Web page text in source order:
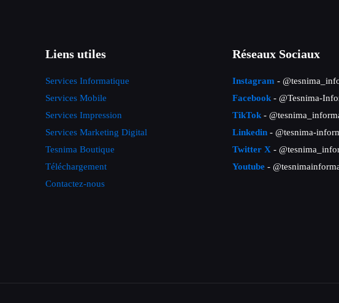
Liens utiles
Services Informatique
Services Mobile
Services Impression
Services Marketing Digital
Tesnima Boutique
Téléchargement
Contactez-nous
Réseaux Sociaux
Instagram -
Facebook - @Tesnima-
TikTok -
Linkedin - @tesnima-
Twitter X -
Youtube -